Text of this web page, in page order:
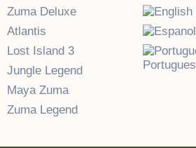
Zuma Deluxe
Atlantis
Lost Island 3
Jungle Legend
Maya Zuma
Zuma Legend
Portugues